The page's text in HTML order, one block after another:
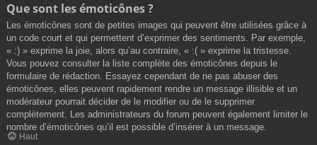
Que sont les émoticônes ?
Les émoticônes sont de petites images qui peuvent être utilisées grâce à
un code court et qui permettent d’exprimer des sentiments. Par exemple,
« :) » exprime la joie, alors qu’au contraire, « :( » exprime la tristesse.
Vous pouvez consulter la liste complète des émoticônes depuis le
formulaire de rédaction. Essayez cependant de ne pas abuser des
émoticônes, elles peuvent rapidement rendre un message illisible et un
modérateur pourrait décider de le modifier ou de le supprimer
complètement. Les administrateurs du forum peuvent également limiter le
nombre d’émoticônes qu’il est possible d’insérer à un message.
Haut